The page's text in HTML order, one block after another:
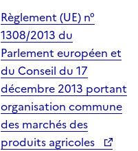
Règlement (UE) n°
1308/2013 du
Parlement européen et
du Conseil du 17
décembre 2013 portant
organisation commune
des marchés des
produits agricoles